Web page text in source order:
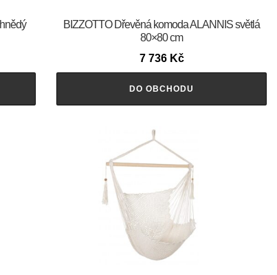
BIZZOTTO Dřevěná komoda ALANNIS světlá
80×80 cm
7 736 Kč
DO OBCHODU